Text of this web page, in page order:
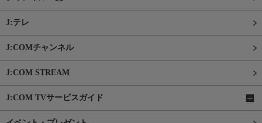
J:テレ
J:COMチャンネル
J:COM STREAM
J:COM TVサービスガイド